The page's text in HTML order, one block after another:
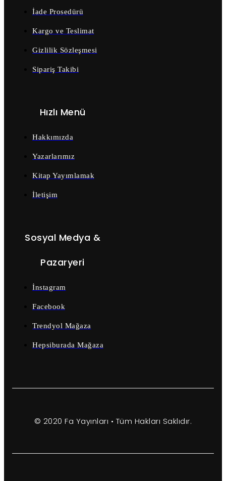
İade Prosedürü
Kargo ve Teslimat
Gizlilik Sözleşmesi
Sipariş Takibi
Hızlı Menü
Hakkımızda
Yazarlarımız
Kitap Yayımlamak
İletişim
Sosyal Medya &
Pazaryeri
İnstagram
Facebook
Trendyol Mağaza
Hepsiburada Mağaza
© 2020 Fa Yayınları • Tüm Hakları Saklıdır.